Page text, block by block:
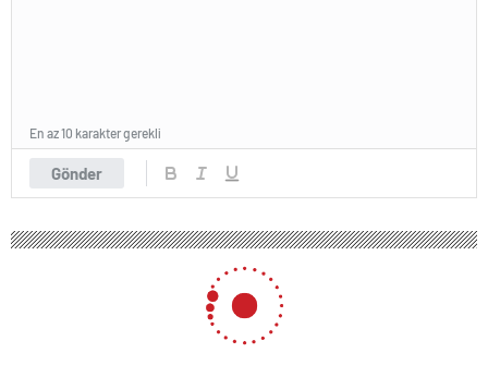
Gönder
En az 10 karakter gerekli